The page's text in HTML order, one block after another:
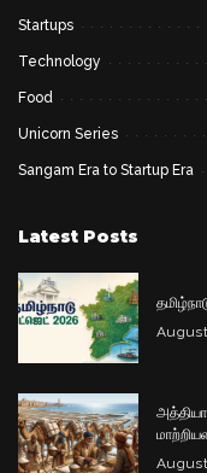
Startups
Technology
Food
Unicorn Series
Sangam Era to Startup Era
Latest Posts